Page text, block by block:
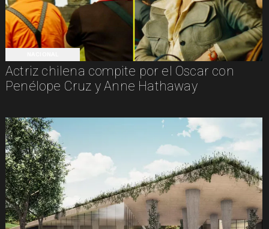
Actriz chilena compite por el Oscar con
Penélope Cruz y Anne Hathaway